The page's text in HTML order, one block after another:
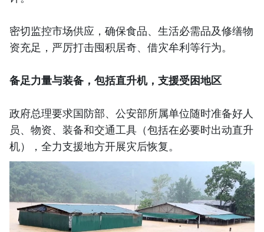
密切监控市场供应，确保食品、生活必需品及修缮物
资充足，严厉打击囤积居奇、借灾牟利等行为。
备足力量与装备，包括直升机，支援受困地区
政府总理要求国防部、公安部所属单位随时准备好人
员、物资、装备和交通工具（包括在必要时出动直升
机），全力支援地方开展灾后恢复。